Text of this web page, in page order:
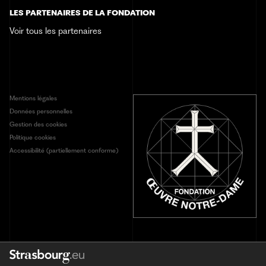
Contact
LES PARTENAIRES DE LA FONDATION
Voir tous les partenaires
Mentions légales
Données personnelles
Gestion des cookies
Politique cookies
Accessibilité (partiellement conforme)